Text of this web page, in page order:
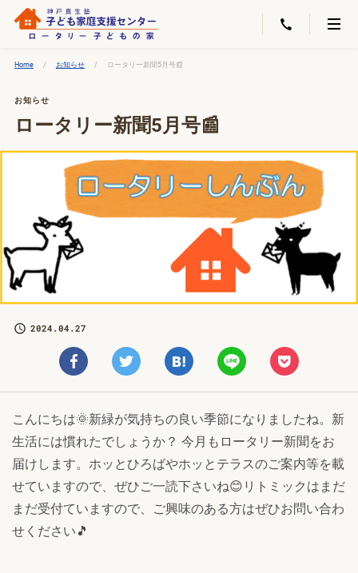
Home お知らせ ロータリー新聞5月号📰
お知らせ
ロータリー新聞5月号📰
2024.04.27
こんにちは🌞新緑が気持ちの良い季節になりましたね。新
生活には慣れたでしょうか？ 今月もロータリー新聞をお
届けします。ホッとひろばやホッとテラスのご案内等を載
せていますので、ぜひご一読下さいね😊リトミックはまだ
まだ受付ていますので、ご興味のある方はぜひお問い合わ
せください🎵